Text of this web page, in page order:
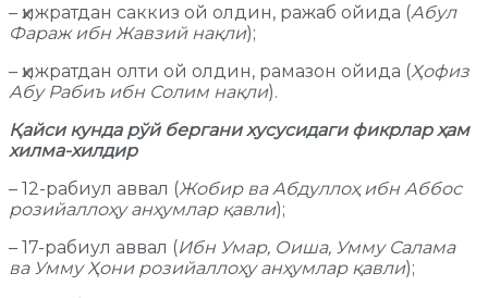
– ҳижратдан саккиз ой олдин, ражаб ойида (Абул
Фараж ибн Жавзий нақли);
– ҳижратдан олти ой олдин, рамазон ойида (Ҳофиз
Абу Рабиъ ибн Солим нақли).
Қайси кунда рўй бергани хусусидаги фикрлар ҳам
хилма-хилдир
– 12-рабиул аввал (Жобир ва Абдуллоҳ ибн Аббос
розийаллоҳу анҳумлар қавли);
– 17-рабиул аввал (Ибн Умар, Оиша, Умму Салама
ва Умму Ҳони розийаллоҳу анҳумлар қавли);